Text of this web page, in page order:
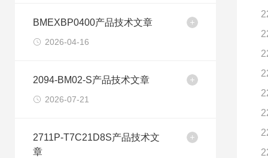
BMEXBP0400产品技术文章
2026-04-16
2094-BM02-S产品技术文章
2026-07-21
2711P-T7C21D8S产品技术文
章